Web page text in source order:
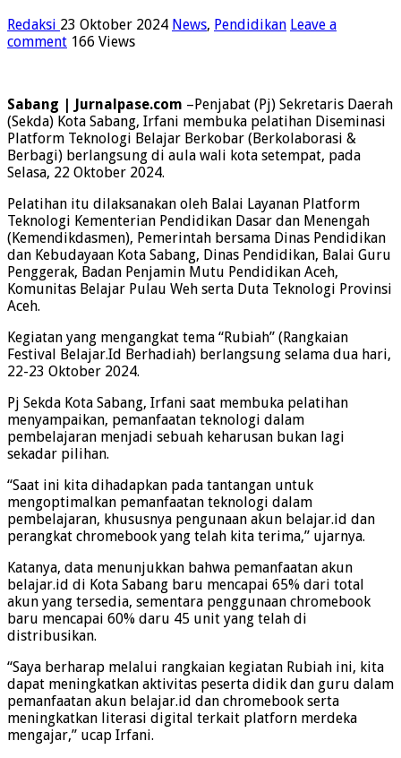
Redaksi 23 Oktober 2024 News, Pendidikan Leave a
comment 166 Views
Sabang | Jurnalpase.com –Penjabat (Pj) Sekretaris Daerah
(Sekda) Kota Sabang, Irfani membuka pelatihan Diseminasi
Platform Teknologi Belajar Berkobar (Berkolaborasi &
Berbagi) berlangsung di aula wali kota setempat, pada
Selasa, 22 Oktober 2024.
Pelatihan itu dilaksanakan oleh Balai Layanan Platform
Teknologi Kementerian Pendidikan Dasar dan Menengah
(Kemendikdasmen), Pemerintah bersama Dinas Pendidikan
dan Kebudayaan Kota Sabang, Dinas Pendidikan, Balai Guru
Penggerak, Badan Penjamin Mutu Pendidikan Aceh,
Komunitas Belajar Pulau Weh serta Duta Teknologi Provinsi
Aceh.
Kegiatan yang mengangkat tema “Rubiah” (Rangkaian
Festival Belajar.Id Berhadiah) berlangsung selama dua hari,
22-23 Oktober 2024.
Pj Sekda Kota Sabang, Irfani saat membuka pelatihan
menyampaikan, pemanfaatan teknologi dalam
pembelajaran menjadi sebuah keharusan bukan lagi
sekadar pilihan.
“Saat ini kita dihadapkan pada tantangan untuk
mengoptimalkan pemanfaatan teknologi dalam
pembelajaran, khususnya pengunaan akun belajar.id dan
perangkat chromebook yang telah kita terima,” ujarnya.
Katanya, data menunjukkan bahwa pemanfaatan akun
belajar.id di Kota Sabang baru mencapai 65% dari total
akun yang tersedia, sementara penggunaan chromebook
baru mencapai 60% daru 45 unit yang telah di
distribusikan.
“Saya berharap melalui rangkaian kegiatan Rubiah ini, kita
dapat meningkatkan aktivitas peserta didik dan guru dalam
pemanfaatan akun belajar.id dan chromebook serta
meningkatkan literasi digital terkait platforn merdeka
mengajar,” ucap Irfani.